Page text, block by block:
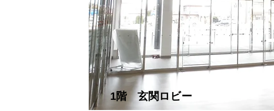
​1階 玄関ロビー